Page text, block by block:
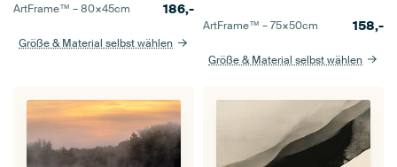
ArtFrame™ –80×45cm 186,-
Größe & Material selbst wählen
ArtFrame™ –75×50cm 158,-
Größe & Material selbst wählen